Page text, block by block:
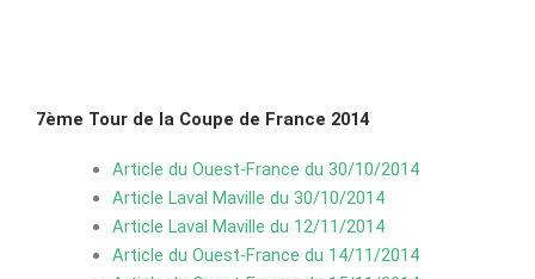
7ème Tour de la Coupe de France 2014
Article du Ouest-France du 30/10/2014
Article Laval Maville du 30/10/2014
Article Laval Maville du 12/11/2014
Article du Ouest-France du 14/11/2014